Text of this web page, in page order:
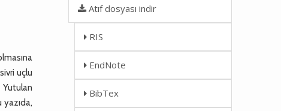
uçlu
Atıf dosyası indir
RIS
EndNote
BibTex